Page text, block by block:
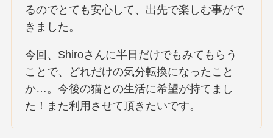
るのでとても安心して、出先で楽しむ事がで
きました。
今回、Shiroさんに半日だけでもみてもらう
ことで、どれだけの気分転換になったこと
か…。今後の猫との生活に希望が持てまし
た！また利用させて頂きたいです。